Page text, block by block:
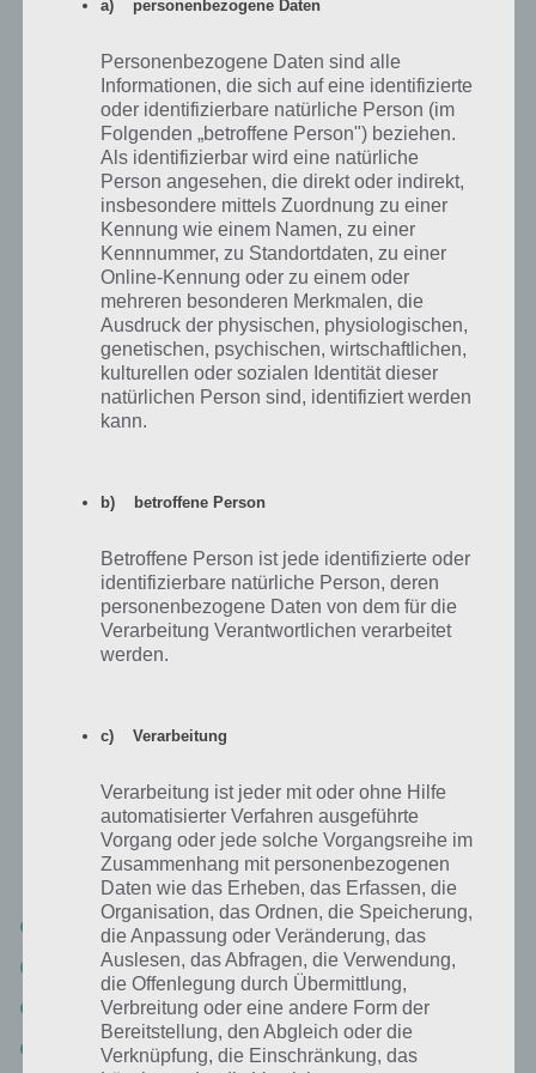
Schlüssel mit sich rum trägt. Weiter in der lösung müssen wir einmal
unseren vergifteten Käse neben das Mauseloch. Wir gehen kurz weg
und sehen dann eine tote Mause neben dem Käse und können diese
nun aufnehmen.
Mit dem Schlüssel können wir den Hundekäfig öffnen. Die tote Maus
geben wir nun dem Salamander auf der Tür, wodurch dieser sofort
verschwindet. Den Hund klicken wir nun auf das schwarze Loch an
der Tür, wodurch wir einen weiteren Schlüssel erhalten.
Damit können wir die Tür öffnen. Das war die Lösung zu Level 37 von
100 Rooms. Einen Screenshot steuern wir schon bald nach.
100 Rooms Level 37 Lösung
erklärt werden. Du musst einfach den Kabeln folgen und die Farben
dementsprechend einstellen, damit die Tür aufgesprengt wird.
Die Lösung und die Reihenfolge der Farbe lautet folgendermaßen:
Reihe 1: Grün, Rot, Rot, Grün
Reihe 2: Blau, Blau
Reihe 3: Gelb, Gelb
Reihe 4: Rot, Blau, Grün, Gelb
a) personenbezogene Daten
Personenbezogene Daten sind alle
Informationen, die sich auf eine identifizierte
oder identifizierbare natürliche Person (im
Folgenden „betroffene Person") beziehen.
Als identifizierbar wird eine natürliche
Person angesehen, die direkt oder indirekt,
insbesondere mittels Zuordnung zu einer
Kennung wie einem Namen, zu einer
Kennnummer, zu Standortdaten, zu einer
Online-Kennung oder zu einem oder
mehreren besonderen Merkmalen, die
Ausdruck der physischen, physiologischen,
genetischen, psychischen, wirtschaftlichen,
kulturellen oder sozialen Identität dieser
natürlichen Person sind, identifiziert werden
kann.
b) betroffene Person
Betroffene Person ist jede identifizierte oder
identifizierbare natürliche Person, deren
personenbezogene Daten von dem für die
Verarbeitung Verantwortlichen verarbeitet
werden.
c) Verarbeitung
Verarbeitung ist jeder mit oder ohne Hilfe
automatisierter Verfahren ausgeführte
Vorgang oder jede solche Vorgangsreihe im
Zusammenhang mit personenbezogenen
Daten wie das Erheben, das Erfassen, die
Organisation, das Ordnen, die Speicherung,
die Anpassung oder Veränderung, das
Auslesen, das Abfragen, die Verwendung,
die Offenlegung durch Übermittlung,
Verbreitung oder eine andere Form der
Bereitstellung, den Abgleich oder die
Verknüpfung, die Einschränkung, das